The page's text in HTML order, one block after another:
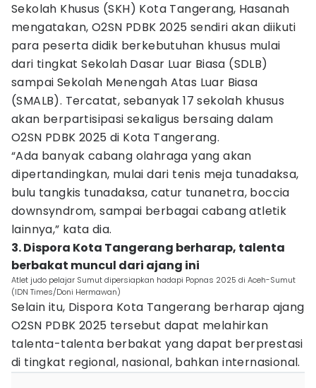
Sekolah Khusus (SKH) Kota Tangerang, Hasanah
mengatakan, O2SN PDBK 2025 sendiri akan diikuti
para peserta didik berkebutuhan khusus mulai
dari tingkat Sekolah Dasar Luar Biasa (SDLB)
sampai Sekolah Menengah Atas Luar Biasa
(SMALB). Tercatat, sebanyak 17 sekolah khusus
akan berpartisipasi sekaligus bersaing dalam
O2SN PDBK 2025 di Kota Tangerang.
“Ada banyak cabang olahraga yang akan
dipertandingkan, mulai dari tenis meja tunadaksa,
bulu tangkis tunadaksa, catur tunanetra, boccia
downsyndrom, sampai berbagai cabang atletik
lainnya,” kata dia.
3. Dispora Kota Tangerang berharap, talenta
berbakat muncul dari ajang ini
Atlet judo pelajar Sumut dipersiapkan hadapi Popnas 2025 di Aceh-Sumut
(IDN Times/Doni Hermawan)
Selain itu, Dispora Kota Tangerang berharap ajang
O2SN PDBK 2025 tersebut dapat melahirkan
talenta-talenta berbakat yang dapat berprestasi
di tingkat regional, nasional, bahkan internasional.